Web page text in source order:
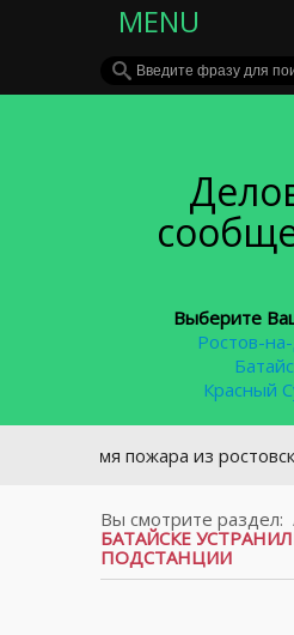
MENU
Выберите
Ростов-
Красный
время пожара из ростовской
Вы смотрите раздел:
БАТАЙСКЕ
ПОДСТАНЦИИ